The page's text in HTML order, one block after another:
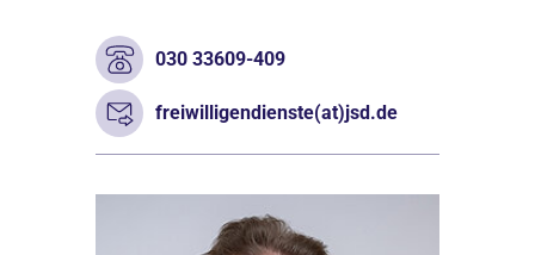
030 33609-409
freiwilligendienste(at)jsd.de